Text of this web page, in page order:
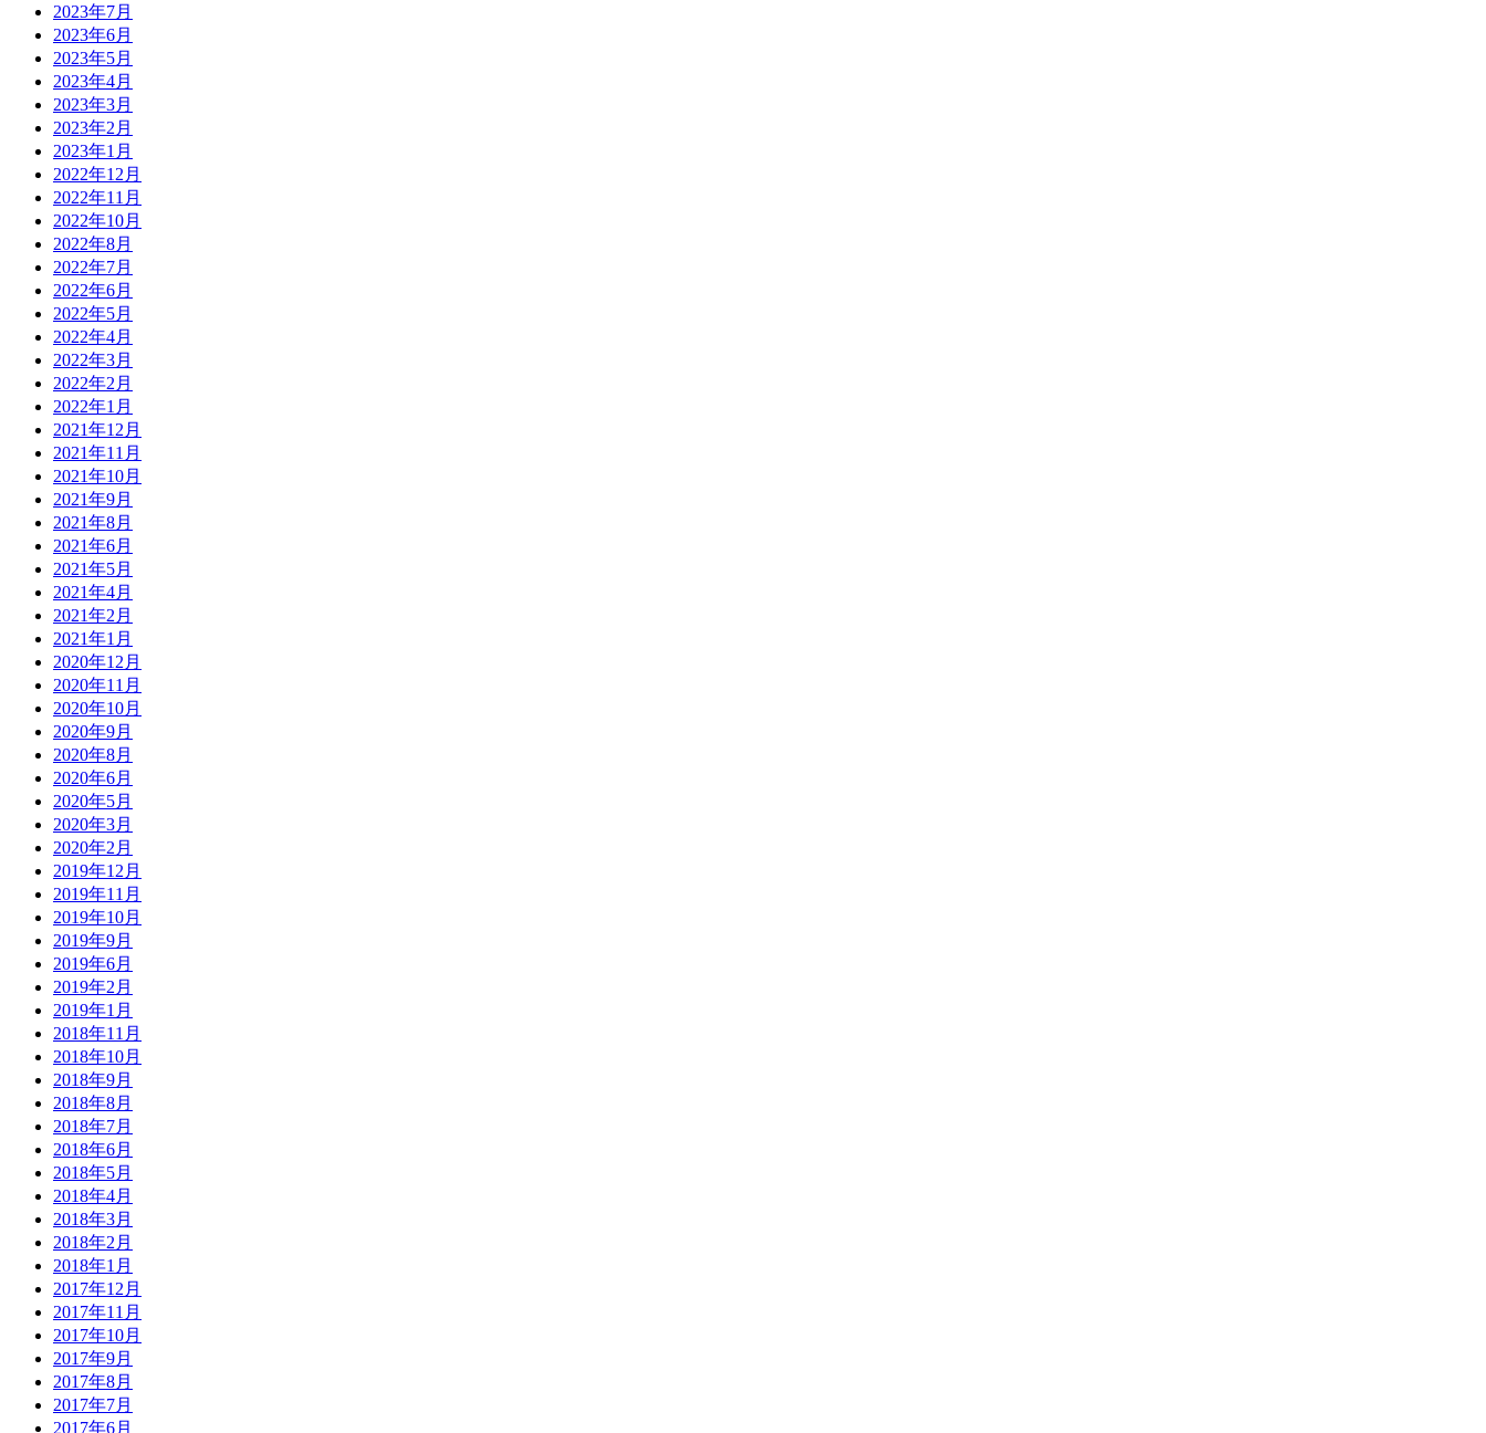
2023年7月
2023年6月
2023年5月
2023年4月
2023年3月
2023年2月
2023年1月
2022年12月
2022年11月
2022年10月
2022年8月
2022年7月
2022年6月
2022年5月
2022年4月
2022年3月
2022年2月
2022年1月
2021年12月
2021年11月
2021年10月
2021年9月
2021年8月
2021年6月
2021年5月
2021年4月
2021年2月
2021年1月
2020年12月
2020年11月
2020年10月
2020年9月
2020年8月
2020年6月
2020年5月
2020年3月
2020年2月
2019年12月
2019年11月
2019年10月
2019年9月
2019年6月
2019年2月
2019年1月
2018年11月
2018年10月
2018年9月
2018年8月
2018年7月
2018年6月
2018年5月
2018年4月
2018年3月
2018年2月
2018年1月
2017年12月
2017年11月
2017年10月
2017年9月
2017年8月
2017年7月
2017年6月